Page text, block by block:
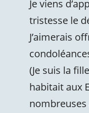
Je viens
tristesse le
J’aimerais
(Je suis la
habitait aux